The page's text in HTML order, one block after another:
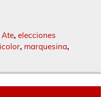
Ate, elecciones
, marquesina,